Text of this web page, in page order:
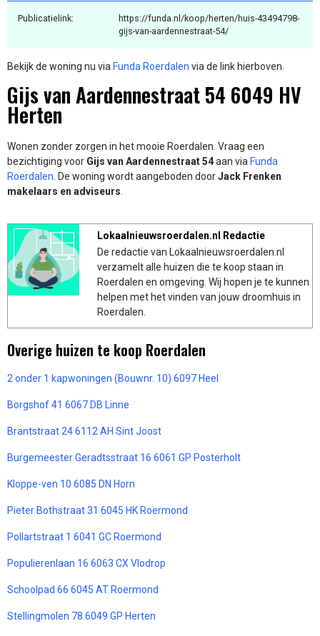
Publicatielink:
https://funda.nl/koop/herten/huis-43494798-
gijs-van-aardennestraat-54/
Bekijk de woning nu via Funda Roerdalen via de link hierboven.
Gijs van Aardennestraat 54 6049 HV
Herten
Wonen zonder zorgen in het mooie Roerdalen. Vraag een
bezichtiging voor Gijs van Aardennestraat 54aan via Funda
Roerdalen . De woning wordt aangeboden doorJack Frenken
makelaars en adviseurs
Lokaalnieuwsroerdalen.nl Redactie
De redactie van Lokaalnieuwsroerdalen.nl
verzamelt alle huizen die te koop staan in
Roerdalen en omgeving. Wij hopen je te kunnen
helpen met het vinden van jouw droomhuis in
Roerdalen.
Overige huizen te koop Roerdalen
2 onder 1 kapwoningen (Bouwnr. 10) 6097 Heel
Borgshof 41 6067 DB Linne
Brantstraat 24 6112 AH Sint Joost
Burgemeester Geradtsstraat 16 6061 GP Posterholt
Kloppe-ven 10 6085 DN Horn
Pieter Bothstraat 31 6045 HK Roermond
Pollartstraat 1 6041 GC Roermond
Populierenlaan 16 6063 CX Vlodrop
Schoolpad 66 6045 AT Roermond
Stellingmolen 78 6049 GP Herten